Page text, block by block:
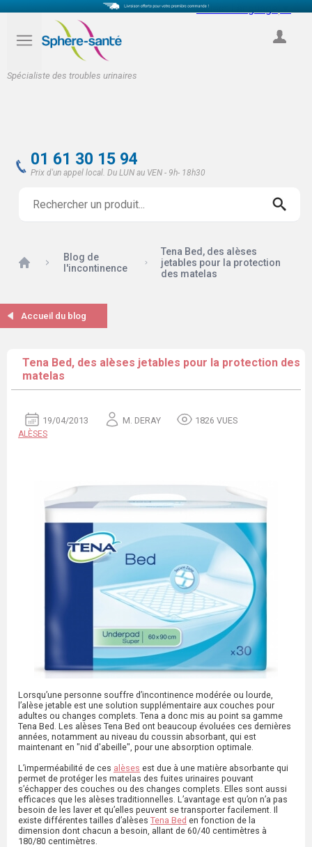
Spécialiste des troubles urinaires
Select Language
01 61 30 15 94
Prix d'un appel local. Du LUN au VEN - 9h- 18h30
Accueil
Blog de
l'incontinence
Tena Bed, des alèses
jetables pour la protection
des matelas
Accueil du blog
Tena Bed, des alèses jetables pour la protection des
matelas
19/04/2013 M. DERAY 1826 VUES
ALÈSES
Lorsqu’une personne souffre d’incontinence modérée ou lourde,
l’alèse jetable est une solution supplémentaire aux couches pour
adultes ou changes complets. Tena a donc mis au point sa gamme
Tena Bed. Les alèses Tena Bed ont beaucoup évoluées ces dernières
années, notamment au niveau du coussin absorbant, qui est
maintenant en "nid d'abeille", pour une absorption optimale.
L’imperméabilité de ces alèses est due à une matière absorbante qui
permet de protéger les matelas des fuites urinaires pouvant
s’échapper des couches ou des changes complets. Elles sont aussi
efficaces que les alèses traditionnelles. L’avantage est qu’on n’a pas
besoin de les laver et qu’elles peuvent se transporter facilement. Il
existe différentes tailles d’alèses Tena Bed en fonction de la
dimension dont chacun a besoin, allant de 60/40 centimètres à
180/80 centimètres.